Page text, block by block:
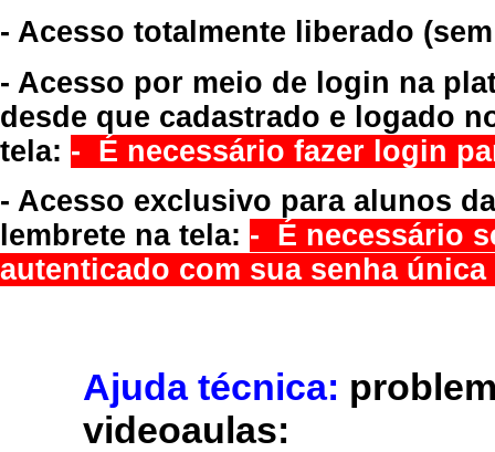
- Acesso totalmente liberado
- Acesso por meio de login na
desde que cadastrado e logado
tela: - É necessário fazer login
- Acesso exclusivo para alunos
lembrete na tela: - É necessário
autenticado com sua senha
Ajuda técnica:
videoaulas: